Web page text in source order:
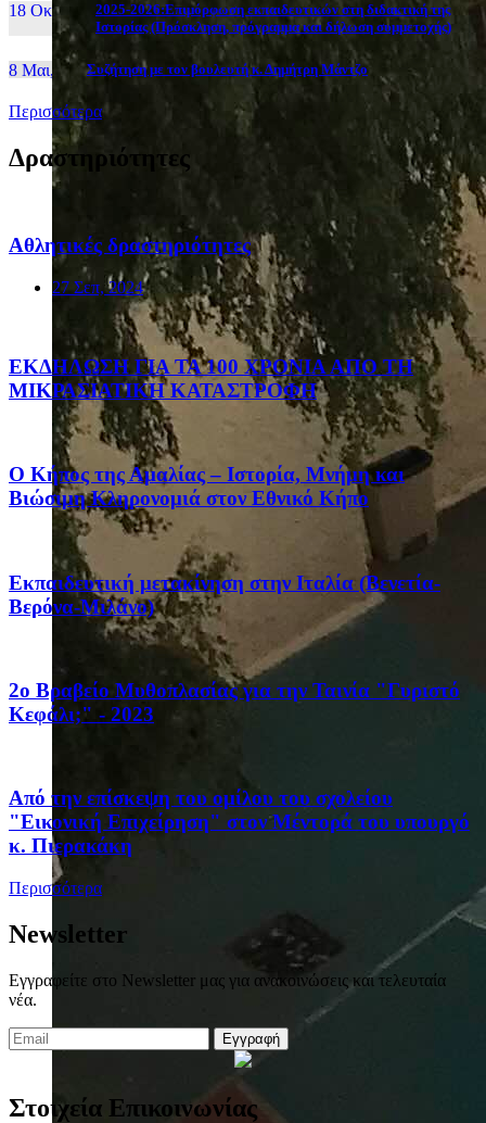
18 Οκτ, 25
2025-2026:Επιμόρφωση εκπαιδευτικών στη διδακτική της
Ιστορίας (Πρόσκληση, πρόγραμμα και δήλωση συμμετοχής)
8 Μαι, 26 Συζήτηση με τον βουλευτή κ. Δημήτρη Μάντζο
Περισσότερα
Δραστηριότητες
Αθλητικές δραστηριότητες
27 Σεπ, 2024
ΕΚΔΗΛΩΣΗ ΓΙΑ ΤΑ 100 ΧΡΟΝΙΑ ΑΠΟ ΤΗ
ΜΙΚΡΑΣΙΑΤΙΚΗ ΚΑΤΑΣΤΡΟΦΗ
Ο Κήπος της Αμαλίας – Ιστορία, Μνήμη και
Βιώσιμη Κληρονομιά στον Εθνικό Κήπο
Eκπαιδευτική μετακίνηση στην Ιταλία (Βενετία-
Βερόνα-Μιλάνο)
2ο Βραβείο Μυθοπλασίας για την Ταινία "Γυριστό
Κεφάλι;" - 2023
Από την επίσκεψη του ομίλου του σχολείου
"Εικονική Επιχείρηση" στον Μέντορά του υπουργό
κ. Πιερακάκη
Περισσότερα
Newsletter
Εγγραφείτε στο Newsletter μας για ανακοινώσεις και τελευταία
νέα.
Εγγραφή
Στοιχεία Επικοινωνίας